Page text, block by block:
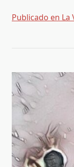
Publicado en La